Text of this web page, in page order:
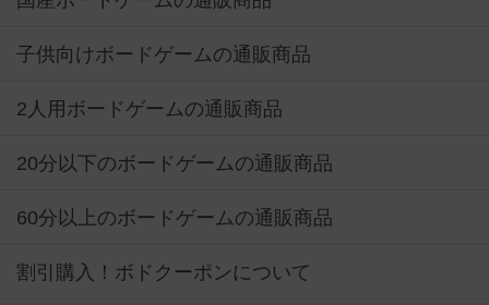
子供向けボードゲームの通販商品
2人用ボードゲームの通販商品
20分以下のボードゲームの通販商品
60分以上のボードゲームの通販商品
割引購入！ボドクーポンについて